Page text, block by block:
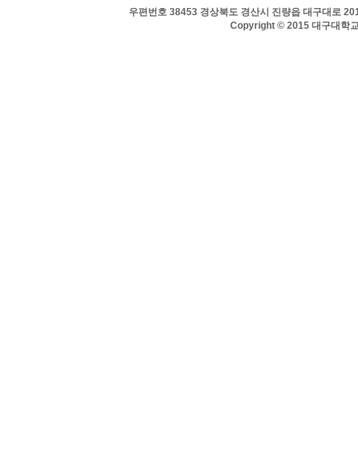
우편번호 38453 경상북도 경산시 진량읍 대구대로
Copyright © 2015 대구대학